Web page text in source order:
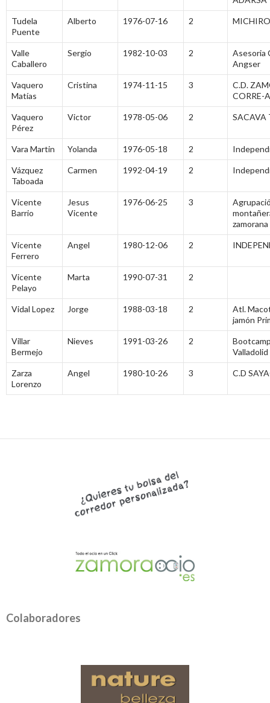
Tudela
Puente
Alberto 1976-07-16 2
Valle
Caballero
Sergio 1982-10-03 2
Asesoria
Angser
Vaquero
Matías
Cristina 1974-11-15 3
C.D.
CORRE-
Vaquero
Pérez
Victor 1978-05-06 2 SACAVA
Vara Martin Yolanda 1976-05-18 2
Vázquez
Taboada
Carmen 1992-04-19 2
Vicente
Barrio
Jesus
Vicente
1976-06-25 3
zamorana
Vicente
Ferrero
Angel 1980-12-06 2
Vicente
Pelayo
Marta 1990-07-31 2
Vidal Lopez Jorge 1988-03-18 2
Atl.
jamón
Villar
Bermejo
Nieves 1991-03-26 2
Valladolid
Zarza
Lorenzo
Angel 1980-10-26 3 C.D
Colaboradores